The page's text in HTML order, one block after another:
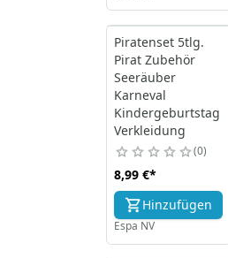
Piratenset 5tlg.
Pirat Zubehör
Seeräuber
Karneval
Kindergeburtstag
Verkleidung
0
8,99 €*
Hinzufügen
Espa NV